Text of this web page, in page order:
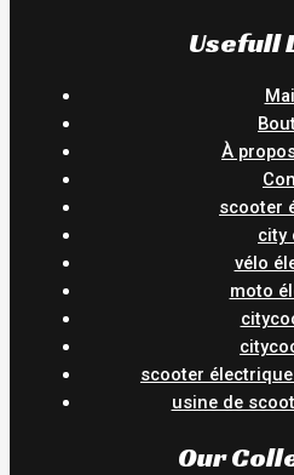
Usefull
À
scooter
city
vélo
moto
scooter
usine de
Our